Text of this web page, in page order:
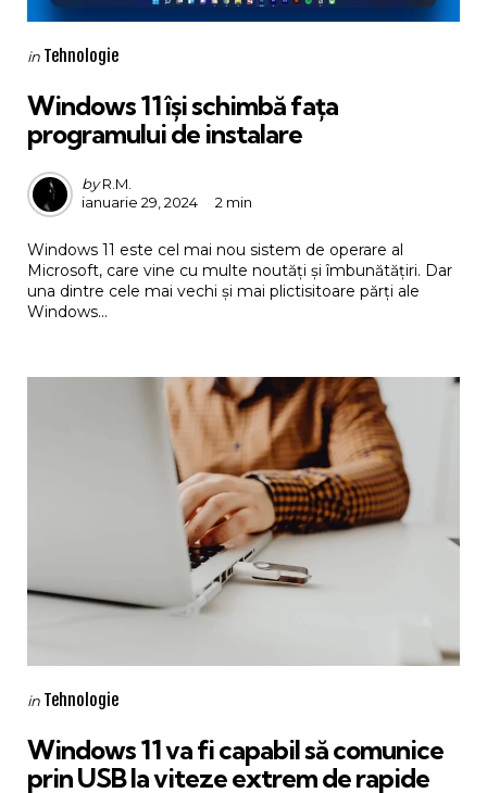
Categories
Posted
in Tehnologie
Windows 11 își schimbă fața
programului de instalare
Posted
by
by R.M.
ianuarie 29, 2024
2 min
Windows 11 este cel mai nou sistem de operare al
Microsoft, care vine cu multe noutăți și îmbunătățiri. Dar
una dintre cele mai vechi și mai plictisitoare părți ale
Windows...
Categories
Posted
in Tehnologie
Windows 11 va fi capabil să comunice
prin USB la viteze extrem de rapide